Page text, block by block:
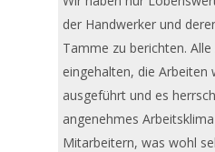
der Handwerker und
Tamme zu berichten.
eingehalten, die Arbeiten
ausgeführt und es
angenehmes
Mitarbeitern, was wohl